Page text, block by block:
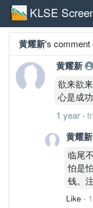
KLSE
黄耀新's comment
黄耀新
欲来欲
心是成
1 year ·
黄耀新
临尾
怕是
钱。
Like ·